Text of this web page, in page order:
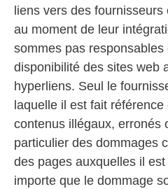
liens vers des
au moment de leur
sommes pas
disponibilité des sites web
hyperliens. Seul le
laquelle il est fait
contenus illégaux, erronés
particulier des dommages
des pages auxquelles il
importe que le dommage